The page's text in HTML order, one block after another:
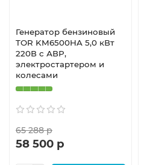
Генератор бензиновый
TOR KM6500HA 5,0 кВт
220В с АВР,
электростартером и
колесами
65 288 р
58 500 р